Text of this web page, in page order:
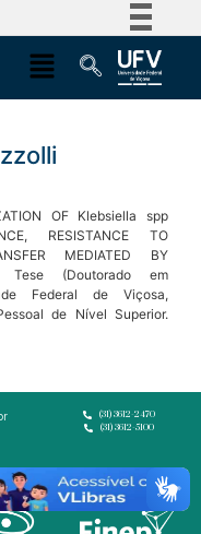
Simplifique!
à informação
Canais
OF Klebsiella spp
RESISTANCE TO
MEDIATED BY
Tese (Doutorado em
Federal de Viçosa,
de Nível Superior.
(31) 3612-2470
(31) 3612-5100